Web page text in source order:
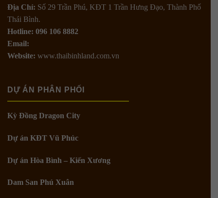
Địa Chỉ: Số 29 Trần Phú, KĐT 1 Trần Hưng Đạo, Thành Phố
Thái Bình.
Hotline: 096 106 8882
Email:
Website: www.thaibinhland.com.vn
DỰ ÁN PHÂN PHỐI
Kỳ Đồng Dragon City
Dự án KĐT Vũ Phúc
Dự án Hòa Bình – Kiến Xương
Dam San Phú Xuân